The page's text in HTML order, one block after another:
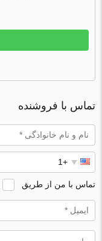
تماس با فروشنده
تماس با من از طریق